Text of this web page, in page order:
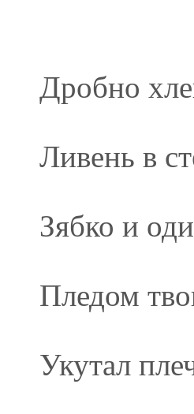
Дробно
Ливень в
Зябко и
Пледом
Укутал